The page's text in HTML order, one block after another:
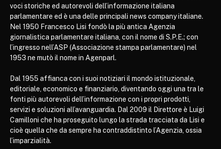
voci storiche ed autorevoli dell’informazione italiana
parlamentare ed è una delle principali news company italiane.
Nel 1950 Francesco Lisi fondò la più antica Agenzia
giornalistica parlamentare italiana, con il nome di S.P.E.; con
l’ingresso nell’ASP (Associazione stampa parlamentare) nel
1953 ne mutò il nome in Agenparl.
Dal 1955 affianca con i suoi notiziari il mondo istituzionale,
editoriale, economico e finanziario, diventando oggi una tra le
fonti più autorevoli dell’informazione con i propri prodotti,
servizi e soluzioni all’avanguardia. Dal 2009 il Direttore è Luigi
Camilloni che ha proseguito lungo la strada tracciata da Lisi e
cioè quella che da sempre ha contraddistinto l’Agenzia, ossia
l’imparzialità.